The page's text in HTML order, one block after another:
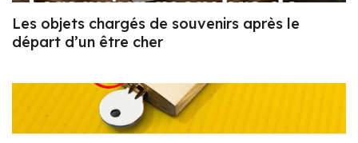
Les objets chargés de souvenirs après le
départ d’un être cher